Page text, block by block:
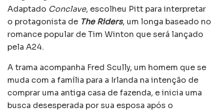
Adaptado Conclave, escolheu Pitt para interpretar
o protagonista de The Riders, um longa baseado no
romance popular de Tim Winton que será lançado
pela A24.
A trama acompanha Fred Scully, um homem que se
muda com a família para a Irlanda na intenção de
comprar uma antiga casa de fazenda, e inicia uma
busca desesperada por sua esposa após o